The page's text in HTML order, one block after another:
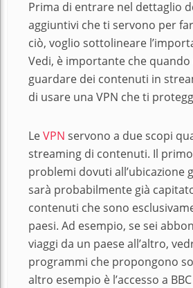
Prima di entrare nel dettaglio
aggiuntivi che ti servono per
ciò, voglio sottolineare
Vedi, è importante che
guardare dei contenuti in
di usare una VPN che ti
LeVPN servono a due scopi
streaming di contenuti. Il
problemi dovuti all’ubicazione
sarà probabilmente già
contenuti che sono
paesi. Ad esempio, se sei
viaggi da un paese all’altro,
programmi che propongono
altro esempio è l’accesso a